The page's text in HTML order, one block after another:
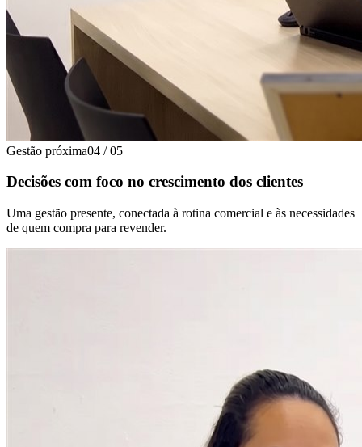
Gestão próxima04 / 05
Decisões com foco no crescimento dos clientes
Uma gestão presente, conectada à rotina comercial e às necessidades
de quem compra para revender.